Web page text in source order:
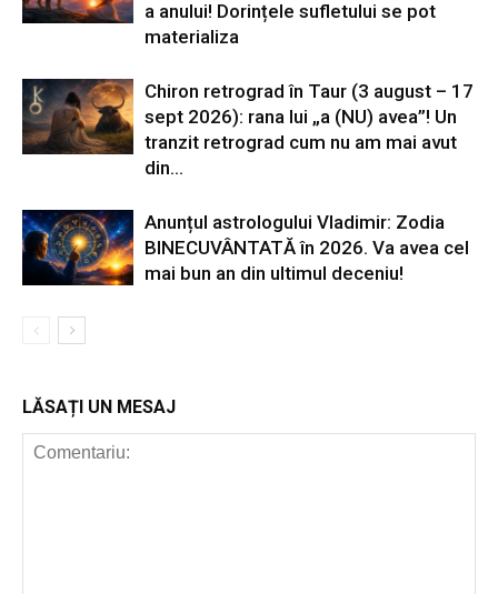
a anului! Dorințele sufletului se pot
materializa
Chiron retrograd în Taur (3 august – 17
sept 2026): rana lui „a (NU) avea”! Un
tranzit retrograd cum nu am mai avut
din...
Anunțul astrologului Vladimir: Zodia
BINECUVÂNTATĂ în 2026. Va avea cel
mai bun an din ultimul deceniu!
LĂSAȚI UN MESAJ